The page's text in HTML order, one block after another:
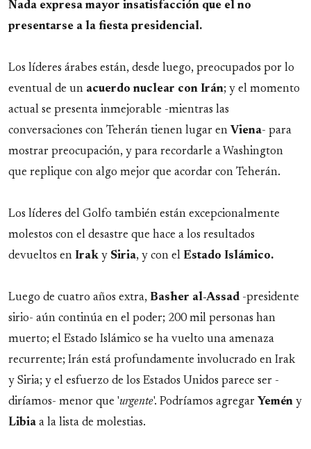
Nada expresa mayor insatisfacción que el no
presentarse a la fiesta presidencial.
Los líderes árabes están, desde luego, preocupados por lo
eventual de un acuerdo nuclear con Irán; y el momento
actual se presenta inmejorable -mientras las
conversaciones con Teherán tienen lugar en Viena- para
mostrar preocupación, y para recordarle a Washington
que replique con algo mejor que acordar con Teherán.
Los líderes del Golfo también están excepcionalmente
molestos con el desastre que hace a los resultados
devueltos en Irak y Siria, y con el Estado Islámico.
Luego de cuatro años extra, Basher al-Assad -presidente
sirio- aún continúa en el poder; 200 mil personas han
muerto; el Estado Islámico se ha vuelto una amenaza
recurrente; Irán está profundamente involucrado en Irak
y Siria; y el esfuerzo de los Estados Unidos parece ser -
diríamos- menor que 'urgente'. Podríamos agregar Yemén y
Libia a la lista de molestias.